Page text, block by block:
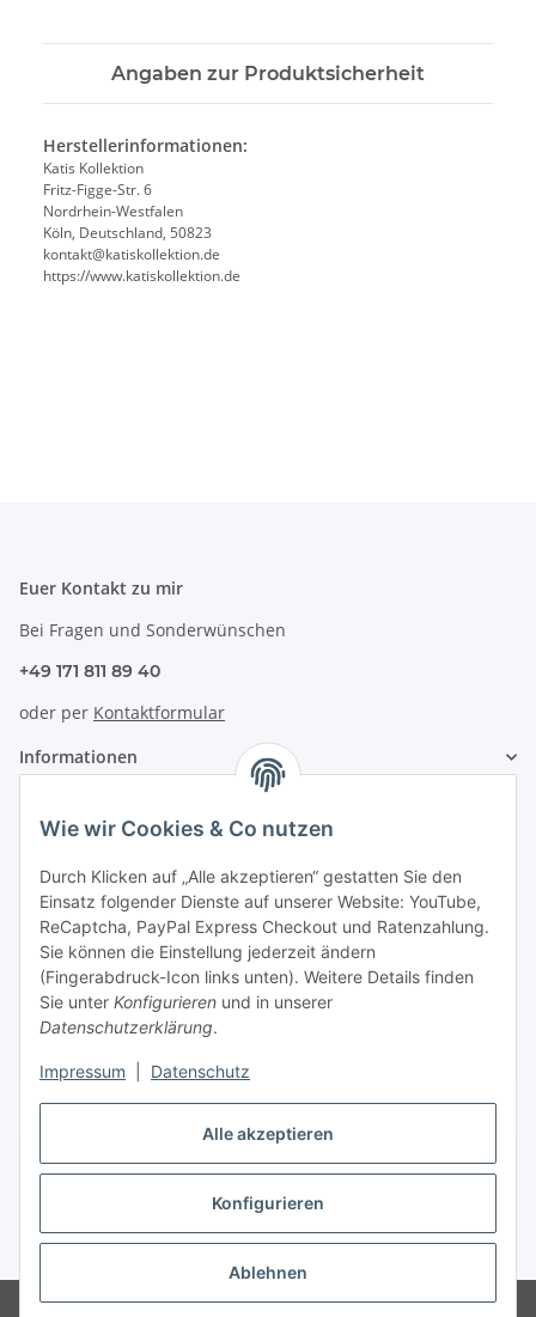
Alle akzeptieren
Konfigurieren
Ablehnen
Wie wir Cookies & Co nutzen
Durch Klicken auf „Alle akzeptieren“ gestatten Sie den
Einsatz folgender Dienste auf unserer Website: YouTube,
ReCaptcha, PayPal Express Checkout und Ratenzahlung.
Sie können die Einstellung jederzeit ändern
(Fingerabdruck-Icon links unten). Weitere Details finden
Sie unter Konfigurieren und in unserer
Datenschutzerklärung.
Impressum Datenschutz
Angaben zur Produktsicherheit
Herstellerinformationen:
Katis Kollektion
Fritz-Figge-Str. 6
Nordrhein-Westfalen
Köln, Deutschland, 50823
kontakt@katiskollektion.de
https://www.katiskollektion.de
Euer Kontakt zu mir
Bei Fragen und Sonderwünschen
+49 171 811 89 40
oder per Kontaktformular
Informationen
Zahlung & Versand
Vertrag widerrufen
* Alle Preise nach §19 UStG ohne USt., zzgl.Versand
© Katis Kollektion. Alle Reche vorbehalten.